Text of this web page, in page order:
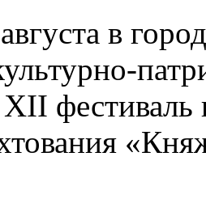
в
фестиваль